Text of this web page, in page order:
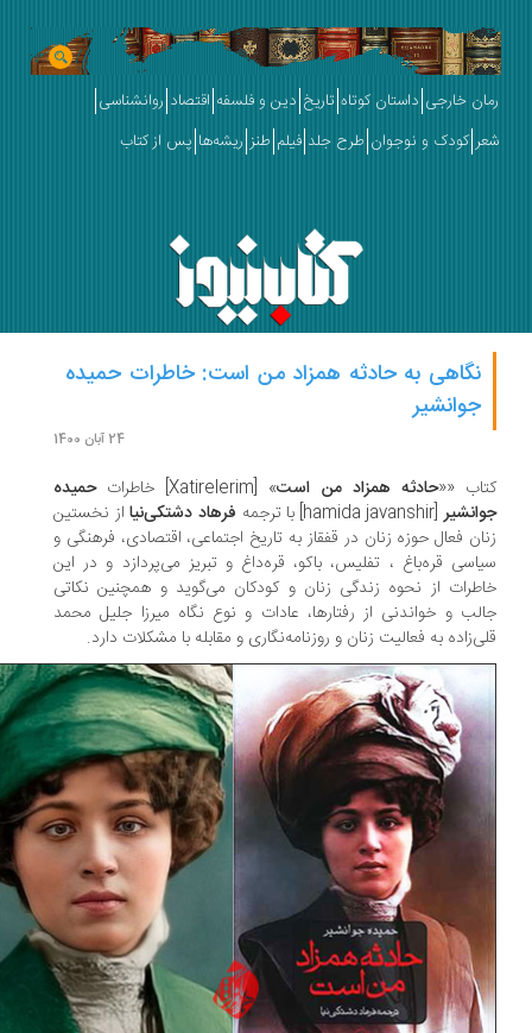
خارجی داستان کوتاه تاریخ دین و فلسفه اقتصاد روانشناسی
کودک و نوجوان طرح جلد فیلم طنز ریشه‌ها پس از کتاب
نگاهی به حادثه همزاد من است: خاطرات حمیده
جوانشیر
««حادثه همزاد من است» [Xatirelerim] خاطرات
حمیده
[hamida javanshir] با ترجمهفرهاد دشتکی‌نیااز نخستین
فعال حوزه زنان در قفقاز به تاریخ اجتماعی، اقتصادی، فرهنگی و
قره‌باغ ، تفلیس، باکو، قره‌داغ و تبریز می‌پردازد و در این
از نحوه زندگی زنان و کودکان می‌گوید و همچنین نکاتی
و خواندنی از رفتارها، عادات و نوع نگاه میرزا جلیل محمد
به فعالیت زنان و روزنامه‌نگاری و مقابله با مشکلات دارد.